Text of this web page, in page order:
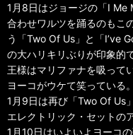
1月8日はジョージの「I Me
合わせワルツを踊るのもこ
う「Two Of Us」と「I’ve
の大ハリキリぶりが印象的
王様はマリファナを吸って
ヨーコがウケて笑っている。
1月9日は再び「Two Of Us
エレクトリック・セットの
1月10日はいよいよヨーコ